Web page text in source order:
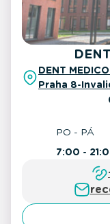
DENT
Praha 8-
PO - PÁ
7:00 -